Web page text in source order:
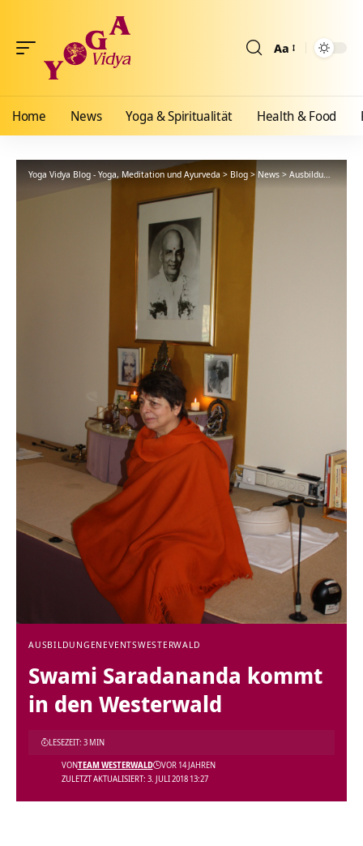
Aa
Home News Yoga & Spiritualität Health & Food
Yoga Vidya Blog - Yoga, Meditation und Ayurveda> Blog >News > Ausbildungen
AUSBILDUNGEN EVENTSWESTERWALD
Swami Saradananda kommt
in den Westerwald
ZULETZT AKTUALISIERT: 3. JULI 2018 13:27
VONTEAM WESTERWALD VOR 14 JAHREN
LESEZEIT: 3 MIN